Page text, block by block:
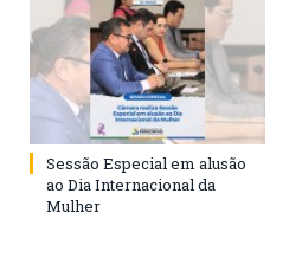
Sessão Especial em alusão
ao Dia Internacional da
Mulher